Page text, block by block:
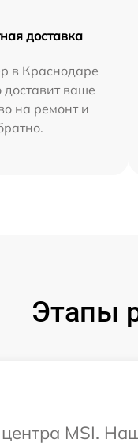
доставка
в Краснодаре
доставит ваше
на ремонт и
Этапы
MSI.